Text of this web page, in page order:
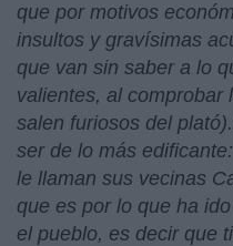
que por motivos
insultos y gravísimas
que van sin saber a lo
valientes, al comprobar
salen furiosos del
ser de lo más
le llaman sus vecinas
que es por lo que ha
el pueblo, es decir que